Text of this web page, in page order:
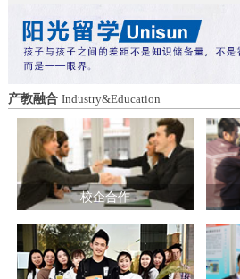
动会为契机，涵
志，将赛场上的
为学习工作的强
不怠，共同书写
新篇章。 本届开幕式以“逐梦 健康 奋进
感恩”为脉络，献
同行，雅韵律动
舞步轻盈、配合
放自信从容的青春风采。
结奋进 歌舞表演
传递同心同行的
赴赛场追梦之旅。 学院党委书记刘
宣布山西华澳商
径运动会正式开
造特色育人载体
过挂职帮带、专
式，培育政治强
和思政工作队伍
结对共建融入专
培养、社会服务
校际合作，既赋
助力公办高校拓展育
证下，三方校领
治工作结对共建协议书
仅为党建和思想
制度化的交流平
域、更深层次的
关责任部门将主
共建内容落地见
产教融合 Industry&Education
校企合作